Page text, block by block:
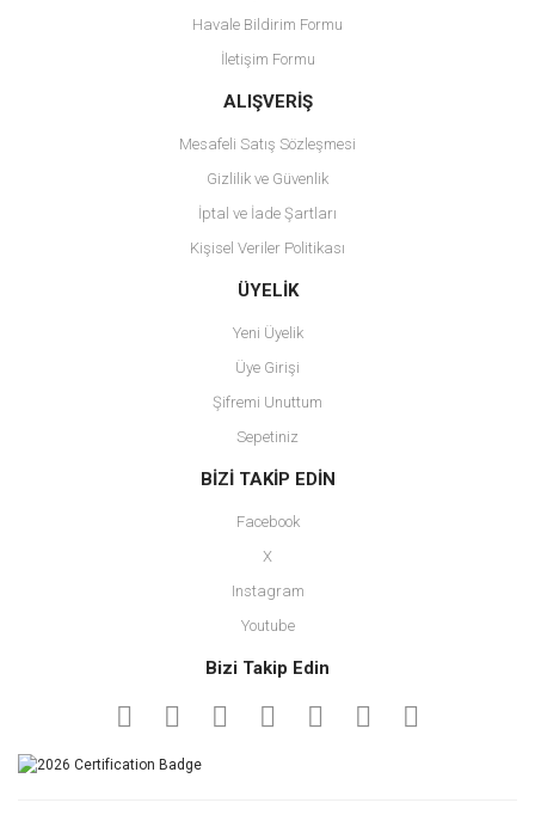
Havale Bildirim Formu
İletişim Formu
ALIŞVERİŞ
Mesafeli Satış Sözleşmesi
Gizlilik ve Güvenlik
İptal ve İade Şartları
Kişisel Veriler Politikası
ÜYELİK
Yeni Üyelik
Üye Girişi
Şifremi Unuttum
Sepetiniz
BİZİ TAKİP EDİN
Facebook
X
Instagram
Youtube
Bizi Takip Edin